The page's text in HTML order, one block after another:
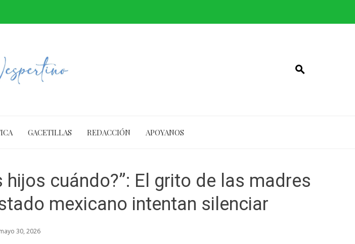
GACETILLAS REDACCIÓN APOYANOS
cuándo?”: El grito de las madres
mexicano intentan silenciar
30, 2026